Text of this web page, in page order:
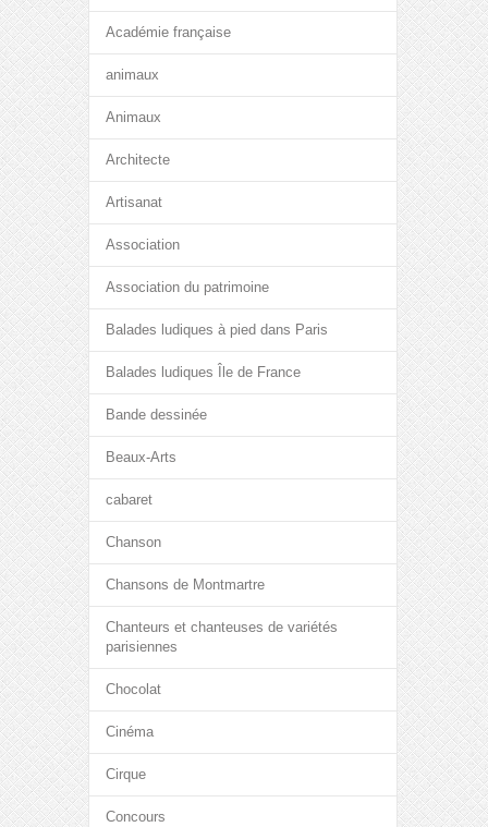
Académie française
animaux
Animaux
Architecte
Artisanat
Association
Association du patrimoine
Balades ludiques à pied dans Paris
Balades ludiques Île de France
Bande dessinée
Beaux-Arts
cabaret
Chanson
Chansons de Montmartre
Chanteurs et chanteuses de variétés
parisiennes
Chocolat
Cinéma
Cirque
Concours